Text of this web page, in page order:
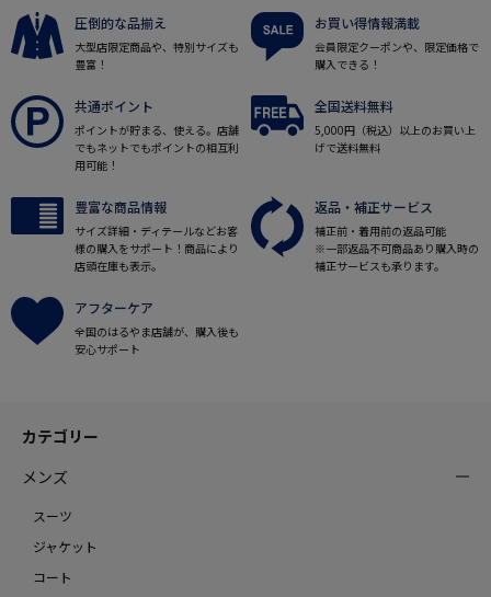
圧倒的な品揃え
大型店限定商品や、特別サイズも
豊富！
お買い得情報満載
会員限定クーポンや、限定価格で
購入できる！
共通ポイント
ポイントが貯まる、使える。店舗
でもネットでもポイントの相互利
用可能！
全国送料無料
5,000円（税込）以上のお買い上
げで送料無料
豊富な商品情報
サイズ詳細・ディテールなどお客
様の購入をサポート！商品により
店頭在庫も表示。
返品・補正サービス
補正前・着用前の返品可能
※一部返品不可商品あり購入時の
補正サービスも承ります。
アフターケア
全国のはるやま店舗が、購入後も
安心サポート
カテゴリー
メンズ
スーツ
ジャケット
コート